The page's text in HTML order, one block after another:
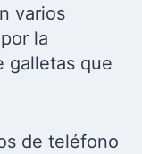
varios
la
galletas que
de teléfono